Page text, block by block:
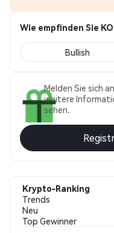
Wie empfinden Sie
Bullish
Melden Sie sich
weitere
sehen.
Krypto-Ranking
Trends
Neu
Top Gewinner